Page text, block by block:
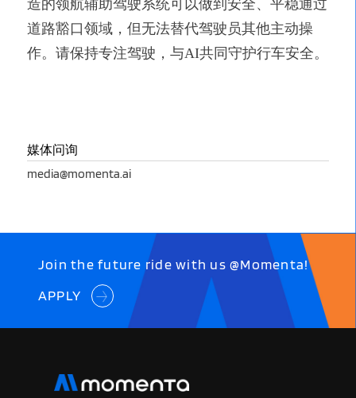
造的领航辅助驾驶系统可以做到安全、平稳通过
道路豁口领域，但无法替代驾驶员其他主动操
作。请保持专注驾驶，与AI共同守护行车安全。
媒体问询
media@momenta.ai
Join the future ride with us @Momenta!
APPLY